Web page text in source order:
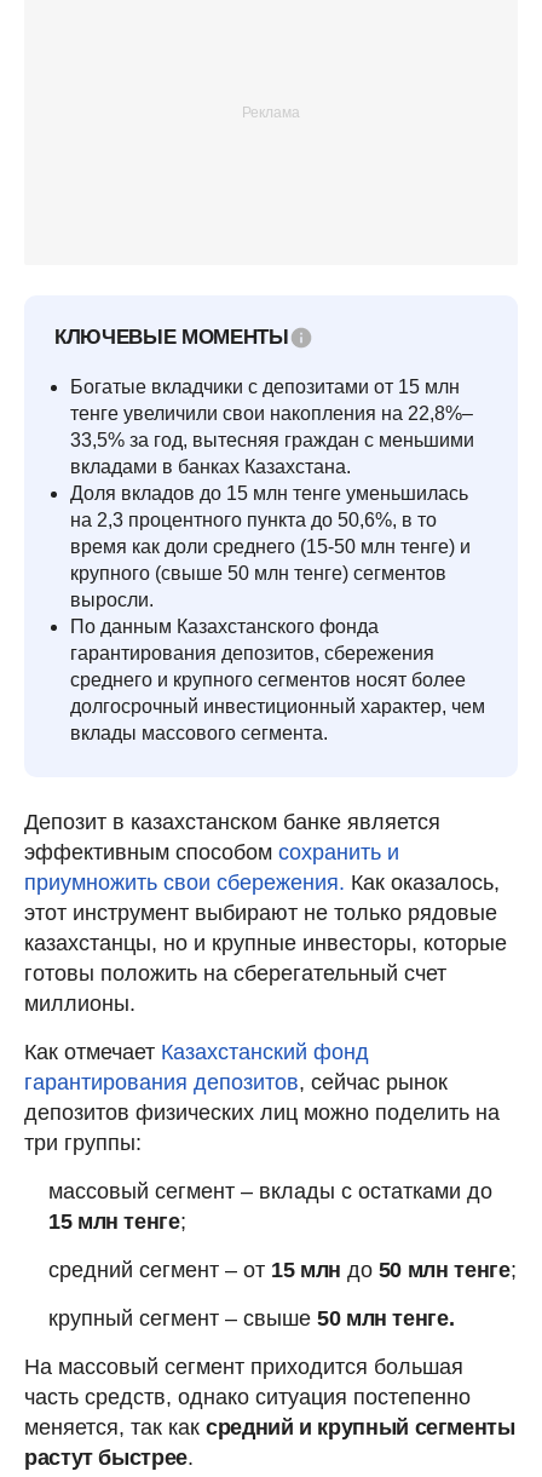
КЛЮЧЕВЫЕ МОМЕНТЫ
Богатые вкладчики с депозитами от 15 млн
тенге увеличили свои накопления на 22,8%–
33,5% за год, вытесняя граждан с меньшими
вкладами в банках Казахстана.
Доля вкладов до 15 млн тенге уменьшилась
на 2,3 процентного пункта до 50,6%, в то
время как доли среднего (15-50 млн тенге) и
крупного (свыше 50 млн тенге) сегментов
выросли.
По данным Казахстанского фонда
гарантирования депозитов, сбережения
среднего и крупного сегментов носят более
долгосрочный инвестиционный характер, чем
вклады массового сегмента.
Депозит в казахстанском банке является
эффективным способом сохранить и
приумножить свои сбережения. Как оказалось,
этот инструмент выбирают не только рядовые
казахстанцы, но и крупные инвесторы, которые
готовы положить на сберегательный счет
миллионы.
Как отмечает Казахстанский фонд
гарантирования депозитов, сейчас рынок
депозитов физических лиц можно поделить на
три группы:
массовый сегмент – вклады с остатками до
15 млн тенге;
средний сегмент – от 15 млн до 50 млн тенге;
крупный сегмент – свыше 50 млн тенге.
На массовый сегмент приходится большая
часть средств, однако ситуация постепенно
меняется, так как средний и крупный сегменты
растут быстрее.